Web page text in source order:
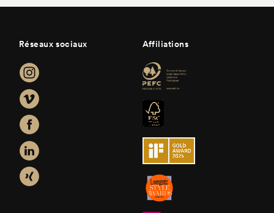
Réseaux sociaux Affiliations